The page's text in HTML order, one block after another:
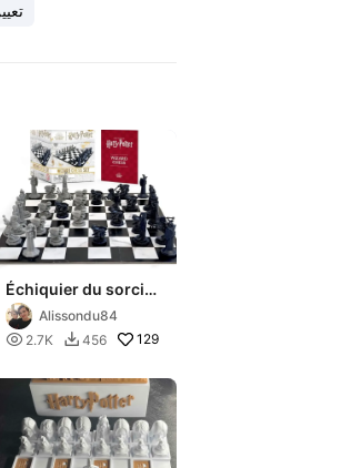
Échiquier du sorcier
harry potter
Alissondu84
 2.7K  456 129